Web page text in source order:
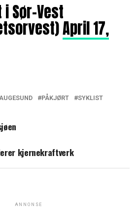
Sør-Vest
April 17,
PÅKJØRT SYKLIST
kjernekraftverk
ANNONSE